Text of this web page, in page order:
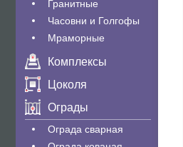
Гранитные
Часовни и Голгофы
Мраморные
Комплексы
Цоколя
Ограды
Ограда сварная